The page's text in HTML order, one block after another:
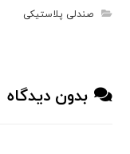
صندلی پلاستیکی
بدون دیدگاه